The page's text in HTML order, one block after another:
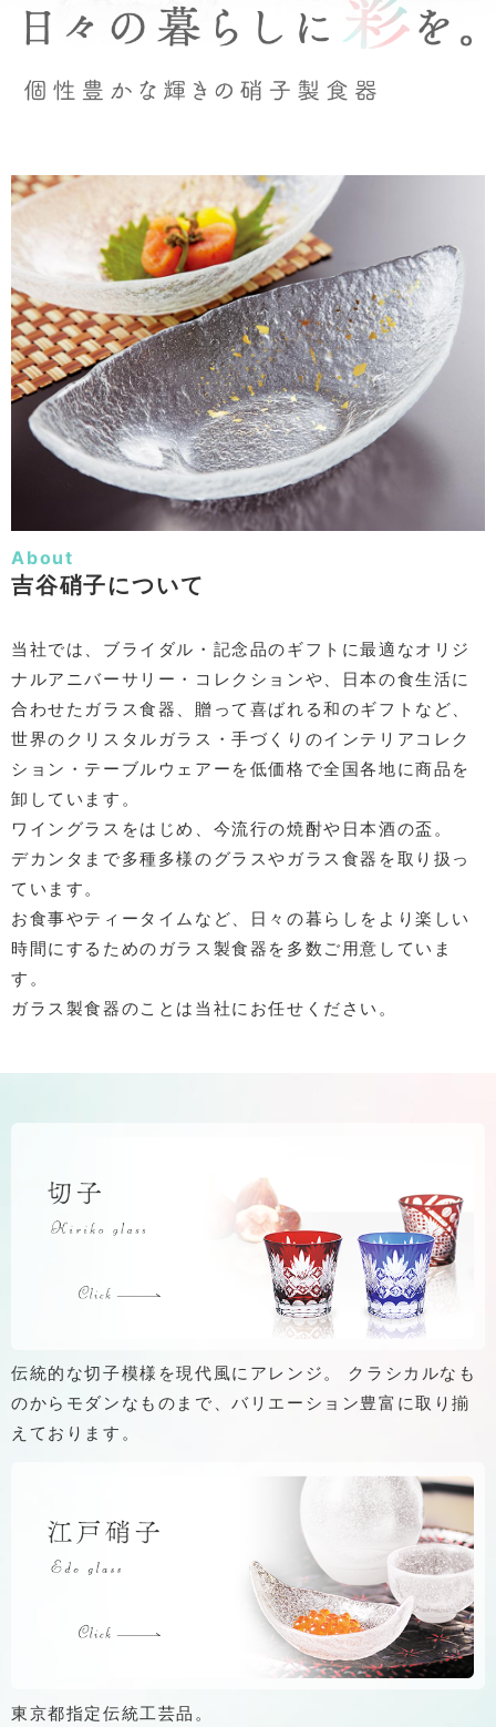
About
吉谷硝子について
当社では、ブライダル・記念品のギフトに最適なオリジ
ナルアニバーサリー・コレクションや、日本の食生活に
合わせたガラス食器、贈って喜ばれる和のギフトなど、
世界のクリスタルガラス・手づくりのインテリアコレク
ション・テーブルウェアーを低価格で全国各地に商品を
卸しています。
ワイングラスをはじめ、今流行の焼酎や日本酒の盃。
デカンタまで多種多様のグラスやガラス食器を取り扱っ
ています。
お食事やティータイムなど、日々の暮らしをより楽しい
時間にするためのガラス製食器を多数ご用意していま
す。
ガラス製食器のことは当社にお任せください。
伝統的な切子模様を現代風にアレンジ。 クラシカルなも
のからモダンなものまで、バリエーション豊富に取り揃
えております。
東京都指定伝統工芸品。